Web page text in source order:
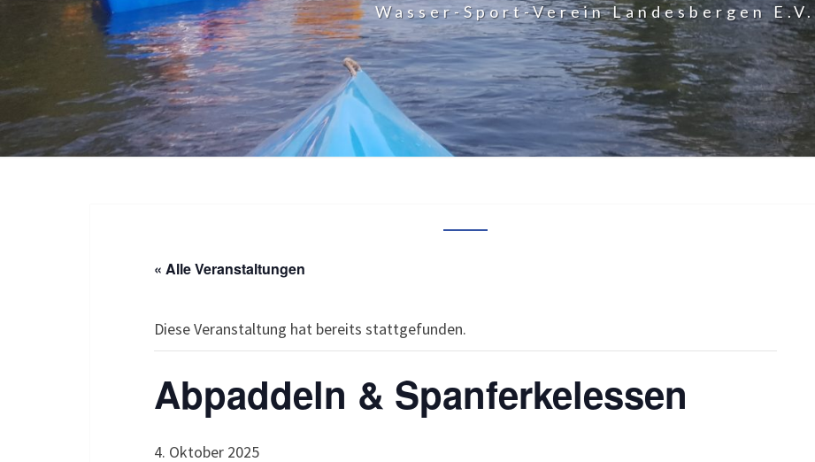
Wasser-Sport-Verein Landesbergen E.V.
« Alle Veranstaltungen
Diese Veranstaltung hat bereits stattgefunden.
Abpaddeln & Spanferkelessen
4. Oktober 2025